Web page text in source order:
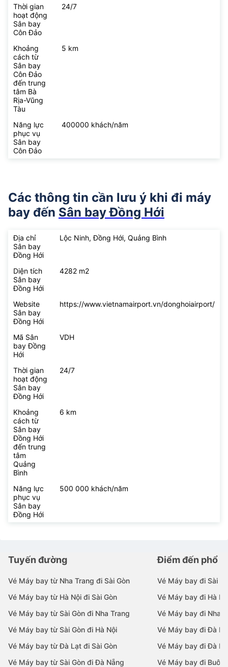
Thời gian
hoạt động
Sân bay
Côn Đảo
24/7
Khoảng
cách từ
Sân bay
Côn Đảo
đến trung
tâm Bà
Rịa-Vũng
Tàu
5 km
Năng lực
phục vụ
Sân bay
Côn Đảo
400000 khách/năm
Các thông tin cần lưu ý khi đi máy
bay đến Sân bay Đồng Hới
Địa chỉ
Sân bay
Đồng Hới
Lộc Ninh, Đồng Hới, Quảng Bình
Diện tích
Sân bay
Đồng Hới
4282 m2
Website
Sân bay
Đồng Hới
https://www.vietnamairport.vn/donghoiairport/
Mã Sân
bay Đồng
Hới
VDH
Thời gian
hoạt động
Sân bay
Đồng Hới
24/7
Khoảng
cách từ
Sân bay
Đồng Hới
đến trung
tâm
Quảng
Bình
6 km
Năng lực
phục vụ
Sân bay
Đồng Hới
500 000 khách/năm
Tuyến đường
Vé Máy bay từ Nha Trang đi Sài Gòn
Vé Máy bay từ Hà Nội đi Sài Gòn
Vé Máy bay từ Sài Gòn đi Nha Trang
Vé Máy bay từ Sài Gòn đi Hà Nội
Vé Máy bay từ Đà Lạt đi Sài Gòn
Vé Máy bay từ Sài Gòn đi Đà Nẵng
Điểm đến phổ
Vé Máy bay đi Sài
Vé Máy bay đi Hà
Vé Máy bay đi Nha
Vé Máy bay đi Đà
Vé Máy bay đi Đà
Vé Máy bay đi Buôn